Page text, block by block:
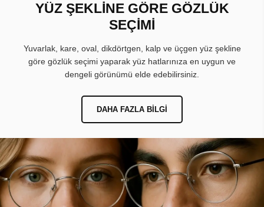
YÜZ ŞEKLİNE GÖRE GÖZLÜK
SEÇİMİ
Yuvarlak, kare, oval, dikdörtgen, kalp ve üçgen yüz şekline
göre gözlük seçimi yaparak yüz hatlarınıza en uygun ve
dengeli görünümü elde edebilirsiniz.
DAHA FAZLA BILGI